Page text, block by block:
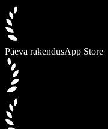
Päeva rakendusApp Store